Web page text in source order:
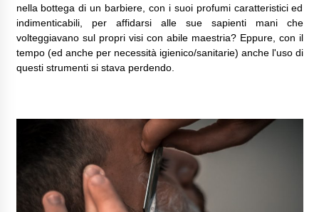
nella bottega di un barbiere, con i suoi profumi caratteristici ed
indimenticabili, per affidarsi alle sue sapienti mani che
volteggiavano sul propri visi con abile maestria? Eppure, con il
tempo (ed anche per necessità igienico/sanitarie) anche l'uso di
questi strumenti si stava perdendo.